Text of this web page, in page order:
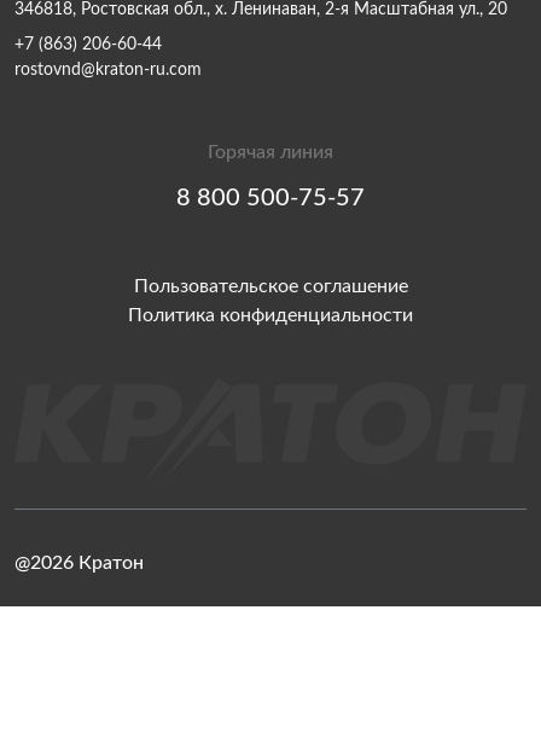
346818, Ростовская обл., х. Ленинаван, 2-я Масштабная ул., 20
+7 (863) 206-60-44
rostovnd@kraton-ru.com
Горячая линия
8 800 500-75-57
Пользовательское соглашение
Политика конфиденциальности
@2026 Кратон